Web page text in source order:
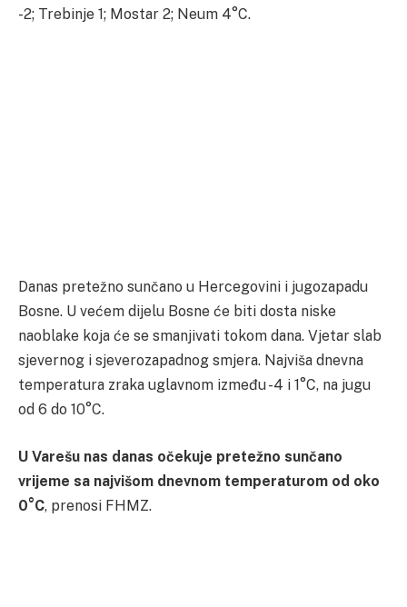
-2; Trebinje 1; Mostar 2; Neum 4°C.
Danas pretežno sunčano u Hercegovini i jugozapadu
Bosne. U većem dijelu Bosne će biti dosta niske
naoblake koja će se smanjivati tokom dana. Vjetar slab
sjevernog i sjeverozapadnog smjera. Najviša dnevna
temperatura zraka uglavnom između -4 i 1°C, na jugu
od 6 do 10°C.
U Varešu nas danas očekuje pretežno sunčano
vrijeme sa najvišom dnevnom temperaturom od oko
0°C, prenosi FHMZ.